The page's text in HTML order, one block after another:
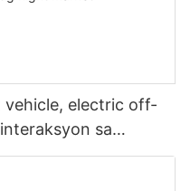
electric off-
sa
stalls sa